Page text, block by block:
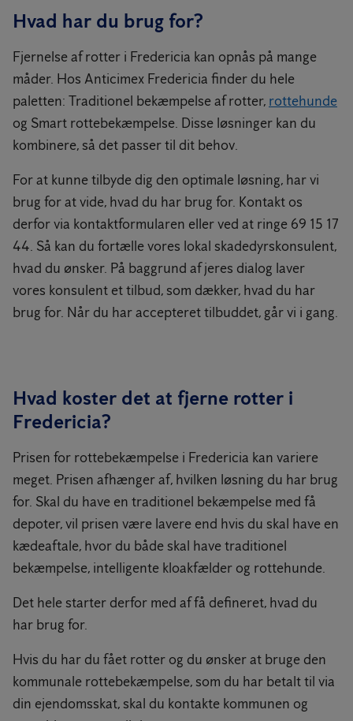
Hvad har du brug for?
Fjernelse af rotter i Fredericia kan opnås på mange
måder. Hos Anticimex Fredericia finder du hele
paletten: Traditionel bekæmpelse af rotter, rottehunde
og Smart rottebekæmpelse. Disse løsninger kan du
kombinere, så det passer til dit behov.
For at kunne tilbyde dig den optimale løsning, har vi
brug for at vide, hvad du har brug for. Kontakt os
derfor via kontaktformularen eller ved at ringe 69 15 17
44. Så kan du fortælle vores lokal skadedyrskonsulent,
hvad du ønsker. På baggrund af jeres dialog laver
vores konsulent et tilbud, som dækker, hvad du har
brug for. Når du har accepteret tilbuddet, går vi i gang.
Hvad koster det at fjerne rotter i
Fredericia?
Prisen for rottebekæmpelse i Fredericia kan variere
meget. Prisen afhænger af, hvilken løsning du har brug
for. Skal du have en traditionel bekæmpelse med få
depoter, vil prisen være lavere end hvis du skal have en
kædeaftale, hvor du både skal have traditionel
bekæmpelse, intelligente kloakfælder og rottehunde.
Det hele starter derfor med af få defineret, hvad du
har brug for.
Hvis du har du fået rotter og du ønsker at bruge den
kommunale rottebekæmpelse, som du har betalt til via
din ejendomsskat, skal du kontakte kommunen og